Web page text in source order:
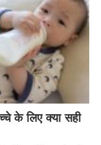
के लिए क्या सही